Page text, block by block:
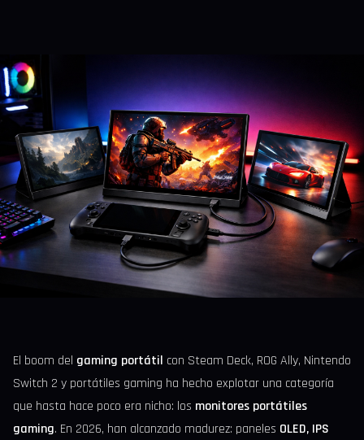
El boom del gaming portátil con Steam Deck, ROG Ally, Nintendo
Switch 2 y portátiles gaming ha hecho explotar una categoría
que hasta hace poco era nicho: los monitores portátiles
gaming. En 2026, han alcanzado madurez: paneles OLED, IPS